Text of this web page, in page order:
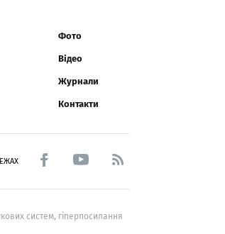
Фото
Відео
Журнали
Контакти
систем, гіперпосилання